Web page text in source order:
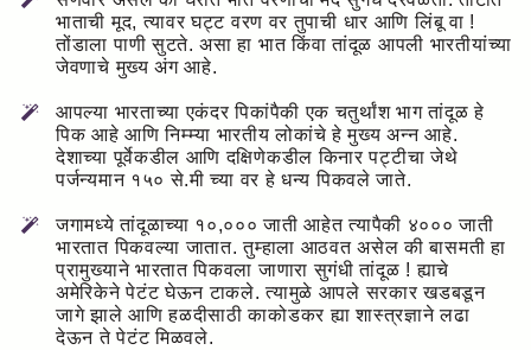
भाताची मूद, त्यावर घट्ट वरण वर तुपाची धार आणि लिंबू वा !
तोंडाला पाणी सुटते. असा हा भात किंवा तांदूळ आपली भारतीयांच्या
जेवणाचे मुख्य अंग आहे.
आपल्या भारताच्या एकंदर पिकांपैकी एक चतुर्थांश भाग तांदूळ हे
पिक आहे आणि निम्म्या भारतीय लोकांचे हे मुख्य अन्न आहे.
देशाच्या पूर्वेकडील आणि दक्षिणेकडील किनार पट्टीचा जेथे
पर्जन्यमान १५० से.मी च्या वर हे धन्य पिकवले जाते.
जगामध्ये तांदूळाच्या १०,००० जाती आहेत त्यापैकी ४००० जाती
भारतात पिकवल्या जातात. तुम्हाला आठवत असेल की बासमती हा
प्रामुख्याने भारतात पिकवला जाणारा सुगंधी तांदूळ ! ह्याचे
अमेरिकेने पेटंट घेऊन टाकले. त्यामुळे आपले सरकार खडबडून
जागे झाले आणि हळदीसाठी काकोडकर ह्या शास्त्रज्ञाने लढा
देऊन ते पेटंट मिळवले.